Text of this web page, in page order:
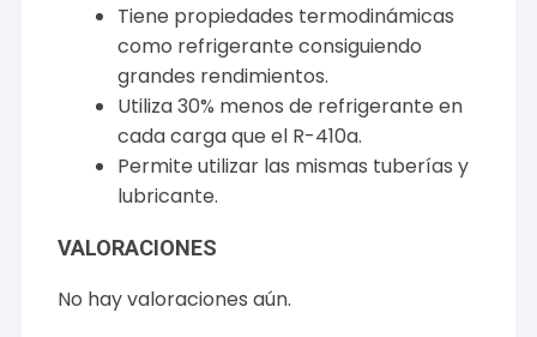
Tiene propiedades termodinámicas
como refrigerante consiguiendo
grandes rendimientos.
Utiliza 30% menos de refrigerante en
cada carga que el R-410a.
Permite utilizar las mismas tuberías y
lubricante.
VALORACIONES
No hay valoraciones aún.